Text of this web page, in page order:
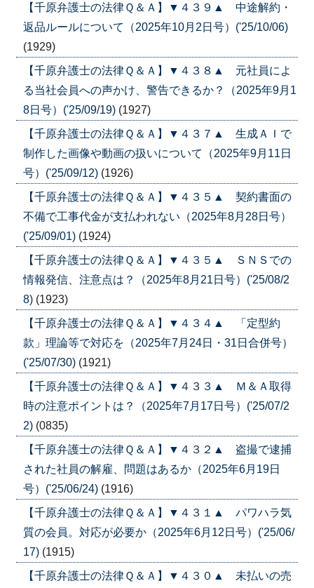
【千原弁護士の法律Ｑ＆Ａ】▼４３９▲ 中途解約・
返品ルールについて（2025年10月2日号）('25/10/06)
(1929)
【千原弁護士の法律Ｑ＆Ａ】▼４３８▲ 元社員によ
る当社会員への声かけ、警告できるか？（2025年9月1
8日号）('25/09/19) (1927)
【千原弁護士の法律Ｑ＆Ａ】▼４３７▲ 生成ＡＩで
制作した画像や動画の扱いについて（2025年9月11日
号）('25/09/12) (1926)
【千原弁護士の法律Ｑ＆Ａ】▼４３５▲ 契約書面の
不備で工事代金が支払われない（2025年8月28日号）
('25/09/01) (1924)
【千原弁護士の法律Ｑ＆Ａ】▼４３５▲ ＳＮＳでの
情報発信、注意点は？（2025年8月21日号）('25/08/2
8) (1923)
【千原弁護士の法律Ｑ＆Ａ】▼４３４▲ 「定型約
款」理論等で対応を（2025年7月24日・31日合併号）
('25/07/30) (1921)
【千原弁護士の法律Ｑ＆Ａ】▼４３３▲ Ｍ＆Ａ取得
時の注意ポイントは？（2025年7月17日号）('25/07/2
2) (0835)
【千原弁護士の法律Ｑ＆Ａ】▼４３２▲ 盗撮で逮捕
された社員の解雇、問題はあるか（2025年6月19日
号）('25/06/24) (1916)
【千原弁護士の法律Ｑ＆Ａ】▼４３１▲ パワハラ気
質の会員。対応が必要か（2025年6月12日号）('25/06/
17) (1915)
【千原弁護士の法律Ｑ＆Ａ】▼４３０▲ 未払いの売